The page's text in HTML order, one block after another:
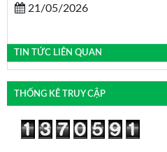
21/05/2026
TIN TỨC LIÊN QUAN
THỐNG KÊ TRUY CẬP